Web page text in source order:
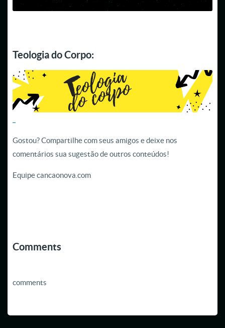
Teologia do Corpo:
Gostou? Compartilhe com seus amigos e deixe nos
comentários sua sugestão de outros conteúdos!
Equipe cancaonova.com
Comments
comments